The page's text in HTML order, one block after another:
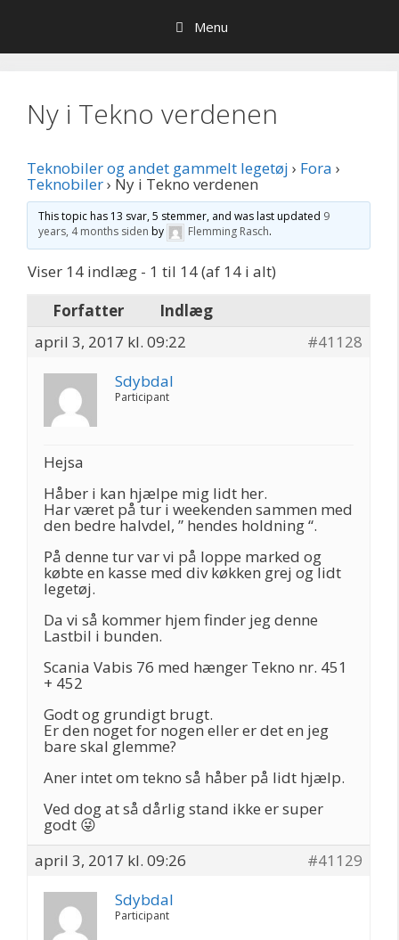
indhold
Menu
Ny i Tekno verdenen
Teknobiler og andet gammelt legetøj › Fora ›
Teknobiler› Ny i Tekno verdenen
This topic has 13 svar, 5 stemmer, and was last updated 9
years, 4 months siden by Flemming Rasch.
Viser 14 indlæg - 1 til 14 (af 14 i alt)
Forfatter
Indlæg
april 3, 2017 kl. 09:22
#41128
Sdybdal
Participant
Hejsa
Håber i kan hjælpe mig lidt her.
Har været på tur i weekenden sammen med
den bedre halvdel, ” hendes holdning “.
På denne tur var vi på loppe marked og
købte en kasse med div køkken grej og lidt
legetøj.
Da vi så kommer hjem finder jeg denne
Lastbil i bunden.
Scania Vabis 76 med hænger Tekno nr. 451
+ 452
Godt og grundigt brugt.
Er den noget for nogen eller er det en jeg
bare skal glemme?
Aner intet om tekno så håber på lidt hjælp.
Ved dog at så dårlig stand ikke er super
godt 😜
april 3, 2017 kl. 09:26
#41129
Sdybdal
Participant